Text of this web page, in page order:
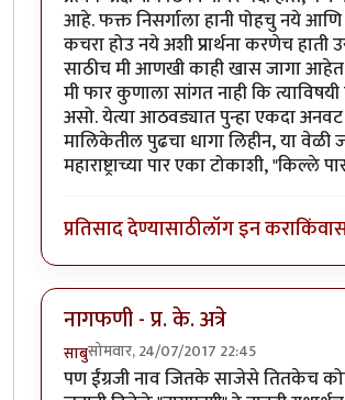
आहे. फक्त निसर्गाला हानी पोहचु नये
कचरा होउ नये अशी प्रार्थना करणेच हाती
साठीच मी आणखी काही खास जागा आहेत,
मी फार कुणाला सांगत नाही कि त्याविषयी
असो. येत्या आठवड्यात पुन्हा एकदा
मालिकेतील पुढचा धागा लिहीन, या वेळी
महाराष्ट्राच्या पार एका टोकाशी, "किल्ले
प्रतिसाद देण्यासाठीलॉग इन कराकिंवा
नागफणी - प्र. के. अत्रे
साबुसोमवार, 24/07/2017 22:45
पण ईंग्रजी नाव जितके साजेसे तितकेच